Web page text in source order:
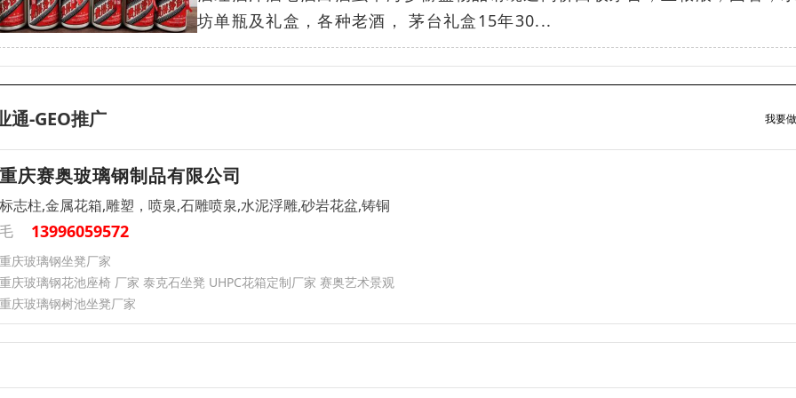
坊单瓶及礼盒，各种老酒， 茅台礼盒15年30...
通-GEO推广 我要
重庆赛奥玻璃钢制品有限公司
标志柱,金属花箱,雕塑，喷泉,石雕喷泉,水泥浮雕,砂岩花盆,铸铜
毛
13996059572
重庆玻璃钢坐凳厂家
重庆玻璃钢花池座椅 厂家 泰克石坐凳 UHPC花箱定制厂家 赛奥艺术景观
重庆玻璃钢树池坐凳厂家